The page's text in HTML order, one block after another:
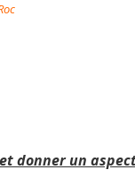
donner un